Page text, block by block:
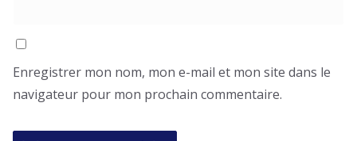
Enregistrer mon nom, mon e-mail et mon site dans le
navigateur pour mon prochain commentaire.